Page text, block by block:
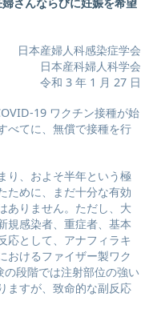
⽇本産婦⼈科感染症学会
⽇本産科婦⼈科学会
令和 3 年 1 ⽉ 27 ⽇
19 ワクチン接種が始
べてに、無償で接種を⾏
り、およそ半年という極
ために、まだ⼗分な有効
ありません。ただし、⼤
規感染者、重症者、基本
応として、アナフィラキ
おけるファイザー製ワク
段階では注射部位の強い
ますが、致命的な副反応